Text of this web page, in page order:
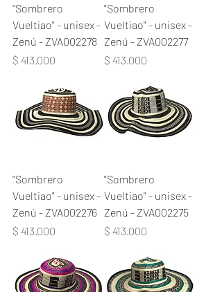
"Sombrero
Vueltiao" - unisex -
Zenú - ZVA002278
Precio
$ 413.000
"Sombrero
Vueltiao" - unisex -
Zenú - ZVA002277
Precio
$ 413.000
"Sombrero
Vueltiao" - unisex -
Zenú - ZVA002276
Precio
$ 413.000
"Sombrero
Vueltiao" - unisex -
Zenú - ZVA002275
Precio
$ 413.000